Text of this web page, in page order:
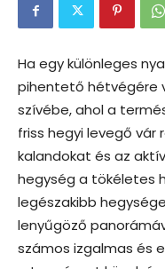
Ha egy különleges
pihentető hétvégére
szívébe, ahol a
friss hegyi levegő vár
kalandokat és az
hegység a tökéletes
legészakibb
lenyűgöző
számos izgalmas és